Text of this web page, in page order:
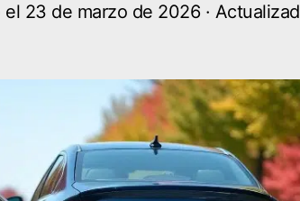
23 de marzo de 2026 ·